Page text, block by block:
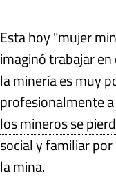
Esta hoy "mujer
imaginó trabajar
la minería es muy
profesionalmente
los mineros se
social y familiar
la mina.